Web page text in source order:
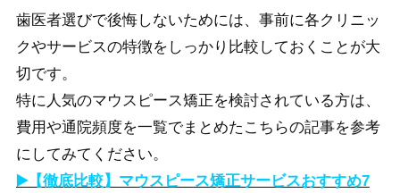
歯医者選びで後悔しないためには、事前に各クリニッ
クやサービスの特徴をしっかり比較しておくことが大
切です。
特に人気のマウスピース矯正を検討されている方は、
費用や通院頻度を一覧でまとめたこちらの記事を参考
にしてみてください。
▶️【徹底比較】マウスピース矯正サービスおすすめ7